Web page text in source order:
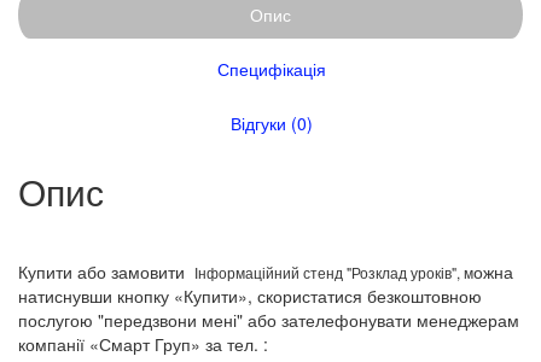
Опис
Специфікація
Відгуки (0)
Опис
Купити або замовити Інформаційний стенд "Розклад уроків", можна
натиснувши кнопку «Купити», скористатися безкоштовною
послугою "передзвони мені" або зателефонувати менеджерам
компанії «Смарт Груп» за тел. :